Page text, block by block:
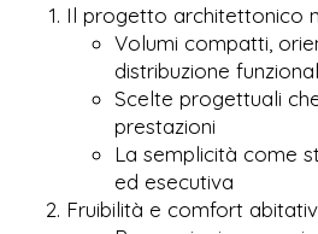
Il progetto architettonico
Volumi compatti,
distribuzione
Scelte progettuali
prestazioni
La semplicità come
ed esecutiva
Fruibilità e comfort